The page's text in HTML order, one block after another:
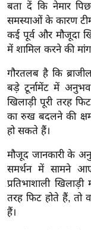
सा
ल
श
य
त
यं
ग
डि
या
सा
हि
बता दें कि नेमार
समस्याओं के कारण
कई पूर्व और मौजूदा
में शामिल करने की
गौरतलब है कि
बड़े टूर्नामेंट में
खिलाड़ी पूरी तरह
का रुख बदलने की
हो सकते हैं।
मौजूद जानकारी के
समर्थन में सामने
प्रतिभाशाली
तरह फिट होते हैं, तो
हैं।